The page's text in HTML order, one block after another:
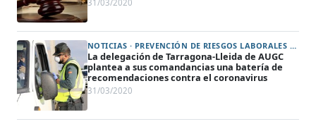
31/03/2020
NOTICIAS · PREVENCIÓN DE RIESGOS LABORALES Y PROTECCIÓN DE LA SALUD (ART. 31)
La delegación de Tarragona-Lleida de AUGC
plantea a sus comandancias una batería de
recomendaciones contra el coronavirus
31/03/2020